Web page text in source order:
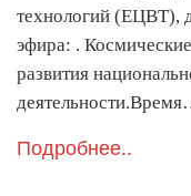
технологий (ЕЦВТ),
эфира: .
развития
Подробнее..